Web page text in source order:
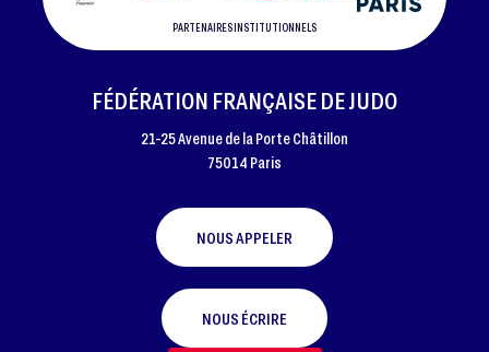
PARTENAIRES INSTITUTIONNELS
FÉDÉRATION FRANÇAISE DE JUDO
21-25 Avenue de la Porte Châtillon
75014 Paris
NOUS APPELER
NOUS ÉCRIRE